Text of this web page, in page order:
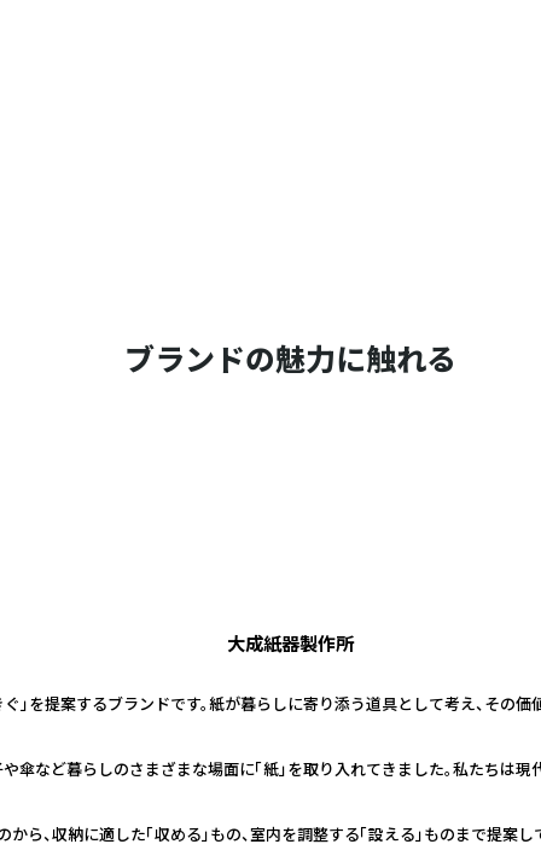
ブランドの魅力に触れる
大成紙器製作所
」を提案するブランドです。紙が暮らしに寄り添う道具として考え、その
傘など暮らしのさまざまな場面に「紙」を取り入れてきました。私たちは
ら、収納に適した「収める」もの、室内を調整する「設える」ものまで提案し